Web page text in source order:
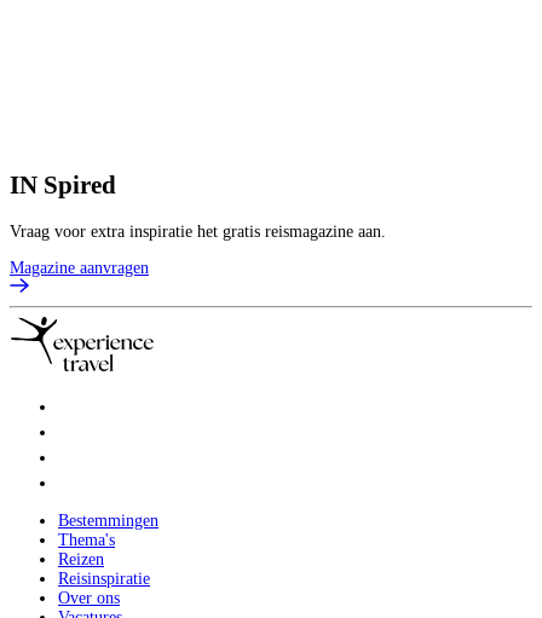
IN Spired
Vraag voor extra inspiratie het gratis reismagazine aan.
Magazine aanvragen
Bestemmingen
Thema's
Reizen
Reisinspiratie
Over ons